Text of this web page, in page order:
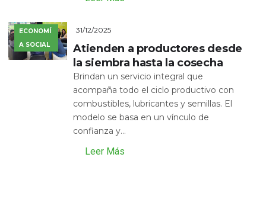
ECONOMÍ
A SOCIAL
31/12/2025
Atienden a productores desde
la siembra hasta la cosecha
Brindan un servicio integral que
acompaña todo el ciclo productivo con
combustibles, lubricantes y semillas. El
modelo se basa en un vínculo de
confianza y...
Leer Más